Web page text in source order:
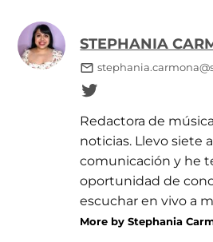
STEPHANIA
Redactora de
noticias. Llevo siete
comunicación y he
oportunidad de
escuchar en vivo a
More by Stephania